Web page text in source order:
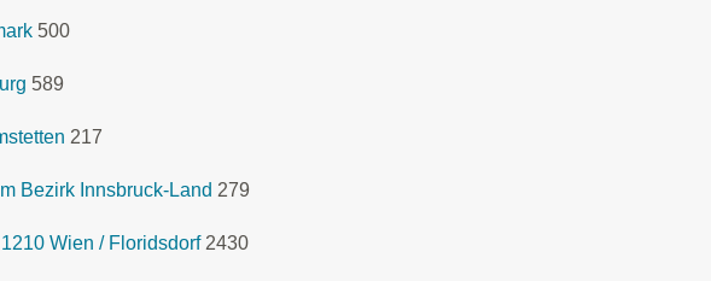
500
589
217
Bezirk Innsbruck-Land 279
Wien / Floridsdorf 2430